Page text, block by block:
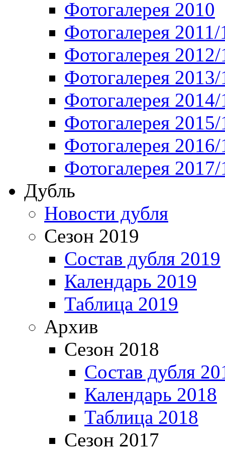
Фотогалерея 2010
Фотогалерея 2011/
Фотогалерея
Фотогалерея
Фотогалерея
Фотогалерея
Фотогалерея
Фотогалерея
Дубль
Новости дубля
Сезон 2019
Состав дубля 2019
Календарь 2019
Таблица 2019
Архив
Сезон 2018
Состав дубля
Календарь 2018
Таблица 2018
Сезон 2017